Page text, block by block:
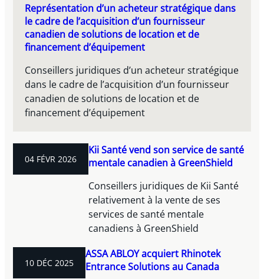
Représentation d’un acheteur stratégique dans
le cadre de l’acquisition d’un fournisseur
canadien de solutions de location et de
financement d’équipement
Conseillers juridiques d’un acheteur stratégique
dans le cadre de l’acquisition d’un fournisseur
canadien de solutions de location et de
financement d’équipement
04 FÉVR 2026
Kii Santé vend son service de santé
mentale canadien à GreenShield
Conseillers juridiques de Kii Santé
relativement à la vente de ses
services de santé mentale
canadiens à GreenShield
10 DÉC 2025
ASSA ABLOY acquiert Rhinotek
Entrance Solutions au Canada